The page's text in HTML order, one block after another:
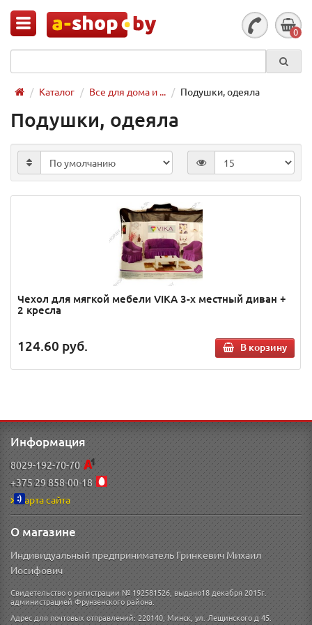
0
Каталог Все для дома и ... Подушки, одеяла
Подушки, одеяла
Чехол для мягкой мебели VIKA 3-х местный диван +
2 кресла
124.60 руб. В корзину
Информация
8029-192-70-70
+375 29 858-00-18
Карта сайта
О магазине
Индивидуальный предприниматель Гринкевич Михаил
Иосифович
Свидетельство о регистрации № 192581526, выдано18 декабря 2015г.
администрацией Фрунзенского района.
Адрес для почтовых отправлений: 220140, Минск, ул. Лещинского д 45.